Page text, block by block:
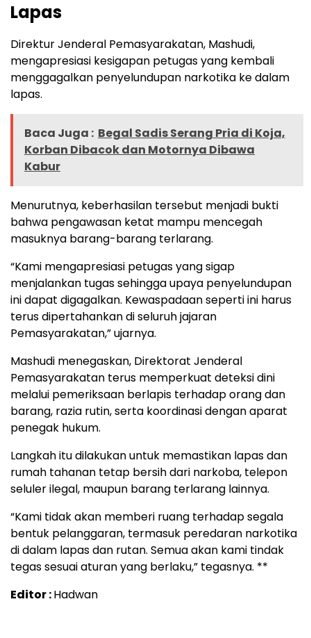
Lapas
Direktur Jenderal Pemasyarakatan, Mashudi,
mengapresiasi kesigapan petugas yang kembali
menggagalkan penyelundupan narkotika ke dalam
lapas.
Baca Juga : Begal Sadis Serang Pria di Koja,
Korban Dibacok dan Motornya Dibawa
Kabur
Menurutnya, keberhasilan tersebut menjadi bukti
bahwa pengawasan ketat mampu mencegah
masuknya barang-barang terlarang.
“Kami mengapresiasi petugas yang sigap
menjalankan tugas sehingga upaya penyelundupan
ini dapat digagalkan. Kewaspadaan seperti ini harus
terus dipertahankan di seluruh jajaran
Pemasyarakatan,” ujarnya.
Mashudi menegaskan, Direktorat Jenderal
Pemasyarakatan terus memperkuat deteksi dini
melalui pemeriksaan berlapis terhadap orang dan
barang, razia rutin, serta koordinasi dengan aparat
penegak hukum.
Langkah itu dilakukan untuk memastikan lapas dan
rumah tahanan tetap bersih dari narkoba, telepon
seluler ilegal, maupun barang terlarang lainnya.
“Kami tidak akan memberi ruang terhadap segala
bentuk pelanggaran, termasuk peredaran narkotika
di dalam lapas dan rutan. Semua akan kami tindak
tegas sesuai aturan yang berlaku,” tegasnya. **
Editor :Hadwan